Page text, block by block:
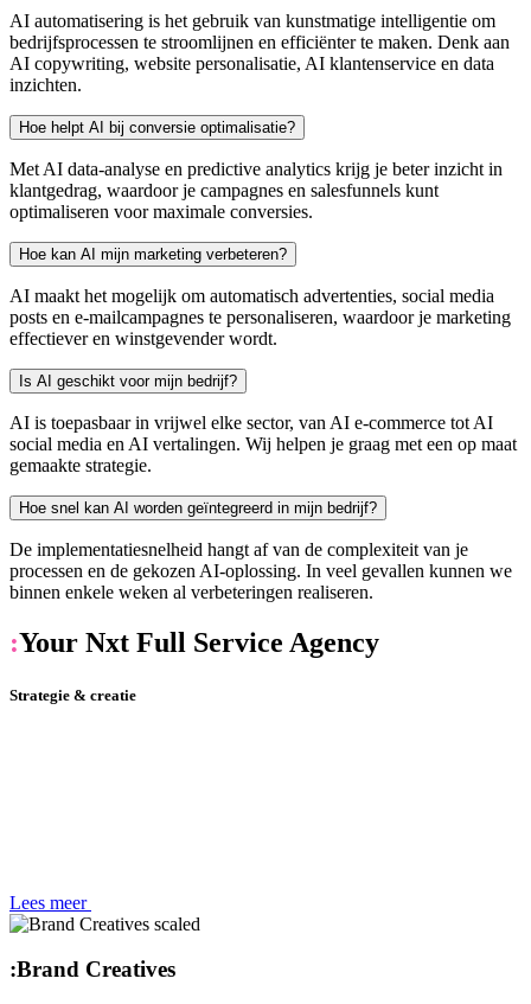
AI automatisering is het gebruik van kunstmatige intelligentie om
bedrijfsprocessen te stroomlijnen en efficiënter te maken. Denk aan
AI copywriting, website personalisatie, AI klantenservice en data
inzichten.
Hoe helpt AI bij conversie optimalisatie?
Met AI data-analyse en predictive analytics krijg je beter inzicht in
klantgedrag, waardoor je campagnes en salesfunnels kunt
optimaliseren voor maximale conversies.
Hoe kan AI mijn marketing verbeteren?
AI maakt het mogelijk om automatisch advertenties, social media
posts en e-mailcampagnes te personaliseren, waardoor je marketing
effectiever en winstgevender wordt.
Is AI geschikt voor mijn bedrijf?
AI is toepasbaar in vrijwel elke sector, van AI e-commerce tot AI
social media en AI vertalingen. Wij helpen je graag met een op maat
gemaakte strategie.
Hoe snel kan AI worden geïntegreerd in mijn bedrijf?
De implementatiesnelheid hangt af van de complexiteit van je
processen en de gekozen AI-oplossing. In veel gevallen kunnen we
binnen enkele weken al verbeteringen realiseren.
:Your Nxt Full Service Agency
Strategie & creatie
Lees meer
:Brand Creatives